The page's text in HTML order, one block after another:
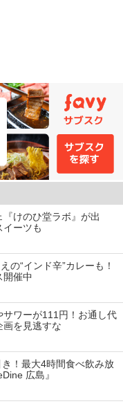
けのひ堂ラボ』が出
イーツも
の“インド辛”カレーも！
開催中
サワーが111円！お通し代
画を見逃すな
！最大4時間食べ飲み放
広島』